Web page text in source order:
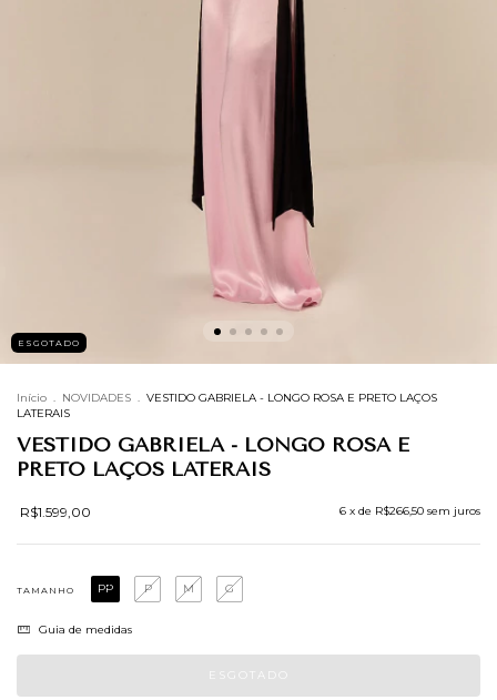
ESGOTADO
Início . NOVIDADES . VESTIDO GABRIELA - LONGO ROSA E PRETO LAÇOS
LATERAIS
VESTIDO GABRIELA - LONGO ROSA E
PRETO LAÇOS LATERAIS
R$1.599,00 6 x de R$266,50 sem juros
TAMANHO PP P M G
Guia de medidas